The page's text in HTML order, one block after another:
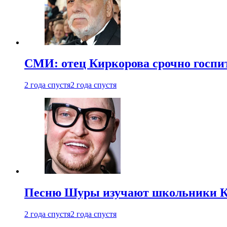
СМИ: отец Киркорова срочно
2 года спустя2 года спустя
Песню Шуры изучают школьники
2 года спустя2 года спустя